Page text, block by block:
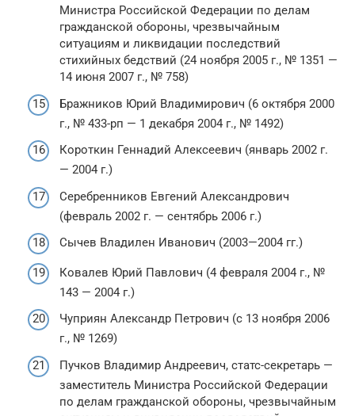
Министра Российской Федерации по делам
гражданской обороны, чрезвычайным
ситуациям и ликвидации последствий
стихийных бедствий (24 ноября 2005 г., № 1351 —
14 июня 2007 г., № 758)
Бражников Юрий Владимирович (6 октября 2000
г., № 433-рп — 1 декабря 2004 г., № 1492)
Короткин Геннадий Алексеевич (январь 2002 г.
— 2004 г.)
Серебренников Евгений Александрович
(февраль 2002 г. — сентябрь 2006 г.)
Сычев Владилен Иванович (2003—2004 гг.)
Ковалев Юрий Павлович (4 февраля 2004 г., №
143 — 2004 г.)
Чуприян Александр Петрович (с 13 ноября 2006
г., № 1269)
Пучков Владимир Андреевич, статс-секретарь —
заместитель Министра Российской Федерации
по делам гражданской обороны, чрезвычайным